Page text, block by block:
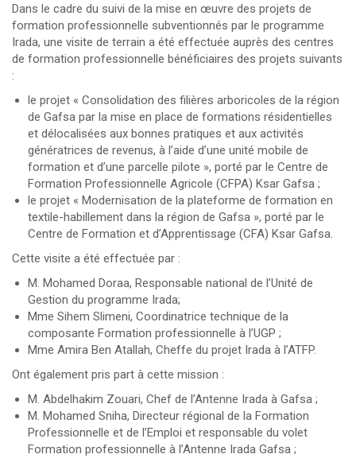
Dans le cadre du suivi de la mise en œuvre des projets de
formation professionnelle subventionnés par le programme
Irada, une visite de terrain a été effectuée auprès des centres
de formation professionnelle bénéficiaires des projets suivants
:
le projet « Consolidation des filières arboricoles de la région
de Gafsa par la mise en place de formations résidentielles
et délocalisées aux bonnes pratiques et aux activités
génératrices de revenus, à l’aide d’une unité mobile de
formation et d’une parcelle pilote », porté par le Centre de
Formation Professionnelle Agricole (CFPA) Ksar Gafsa ;
le projet « Modernisation de la plateforme de formation en
textile-habillement dans la région de Gafsa », porté par le
Centre de Formation et d’Apprentissage (CFA) Ksar Gafsa.
Cette visite a été effectuée par :
M. Mohamed Doraa, Responsable national de l’Unité de
Gestion du programme Irada;
Mme Sihem Slimeni, Coordinatrice technique de la
composante Formation professionnelle à l’UGP ;
Mme Amira Ben Atallah, Cheffe du projet Irada à l’ATFP.
Ont également pris part à cette mission :
M. Abdelhakim Zouari, Chef de l’Antenne Irada à Gafsa ;
M. Mohamed Sniha, Directeur régional de la Formation
Professionnelle et de l’Emploi et responsable du volet
Formation professionnelle à l’Antenne Irada Gafsa ;